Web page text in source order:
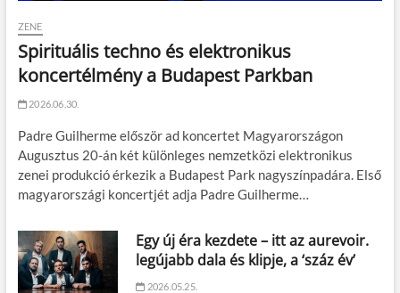
ZENE
Spirituális techno és elektronikus
koncertélmény a Budapest Parkban
2026.06.30.
Padre Guilherme először ad koncertet Magyarországon
Augusztus 20-án két különleges nemzetközi elektronikus
zenei produkció érkezik a Budapest Park nagyszínpadára. Első
magyarországi koncertjét adja Padre Guilherme…
Egy új éra kezdete – itt az aurevoir.
legújabb dala és klipje, a ‘száz év’
2026.05.25.